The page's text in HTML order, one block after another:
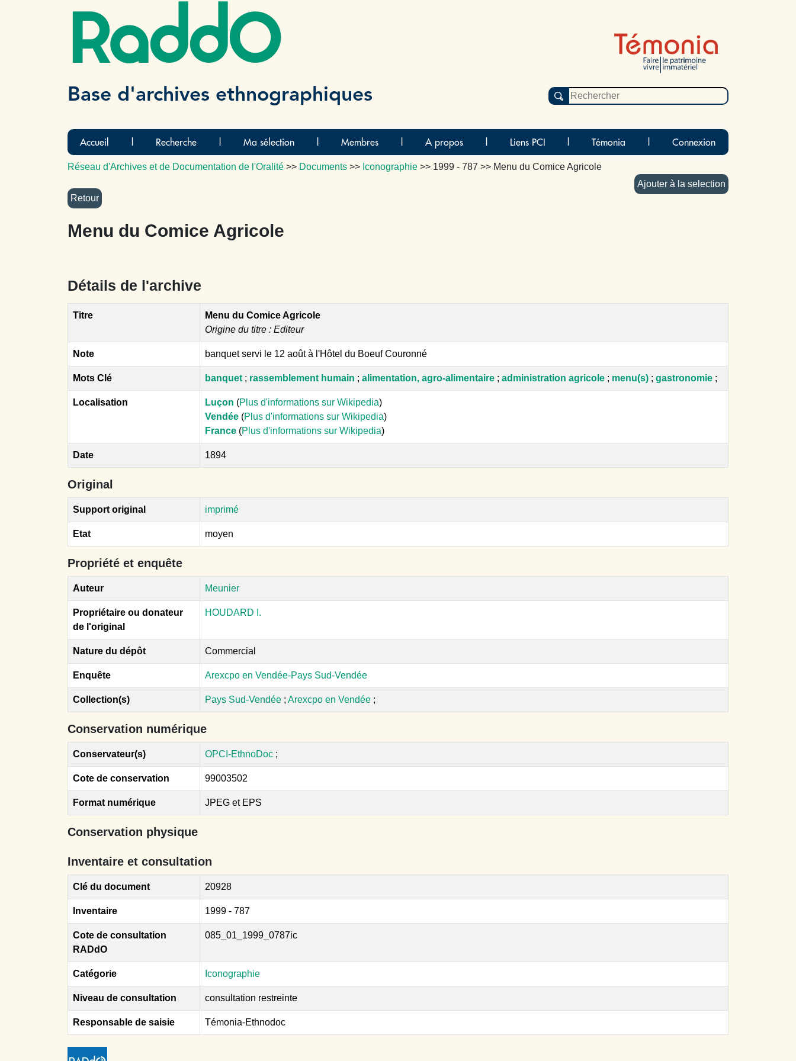
RaddO
Base d'archives ethnographiques
Accueil Recherche Ma sélection Membres A propos Liens PCI Témonia Connexion
Réseau d'Archives et de Documentation de l'Oralité >> Documents >> Iconographie >> 1999 - 787 >> Menu du Comice Agricole
Ajouter à la selection
Menu du Comice Agricole
Détails de l'archive
Titre
Menu du Comice Agricole
Origine du titre : Editeur
Note banquet servi le 12 août à l'Hôtel du Boeuf Couronné
Mots Clé banquet ; rassemblement humain ; alimentation, agro-alimentaire ; administration agricole ; menu(s) ; gastronomie ;
Localisation Luçon (Plus d'informations sur Wikipedia)
Vendée (Plus d'informations sur Wikipedia)
France (Plus d'informations sur Wikipedia)
Date 1894
Original
Support original imprimé
Etat moyen
Propriété et enquête
Auteur Meunier
Propriétaire ou donateur
de l'original
HOUDARD I.
Nature du dépôt Commercial
Enquête Arexcpo en Vendée-Pays Sud-Vendée
Collection(s) Pays Sud-Vendée ; Arexcpo en Vendée ;
Conservation numérique
Conservateur(s) OPCI-EthnoDoc ;
Cote de conservation 99003502
Format numérique JPEG et EPS
Conservation physique
Inventaire et consultation
Clé du document 20928
Inventaire 1999 - 787
Cote de consultation
RADdO
085_01_1999_0787ic
Catégorie Iconographie
Niveau de consultation consultation restreinte
Responsable de saisie Témonia-Ethnodoc